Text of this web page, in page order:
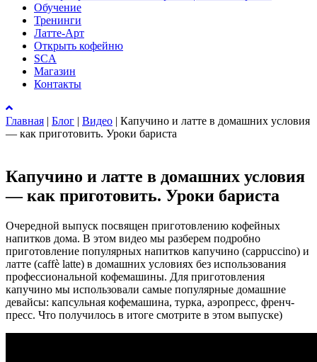
Обучение
Тренинги
Латте-Арт
Открыть кофейню
SCA
Магазин
Контакты
Главная | Блог | Видео | Капучино и латте в домашних условия
— как приготовить. Уроки бариста
Капучино и латте в домашних условия
— как приготовить. Уроки бариста
Очередной выпуск посвящен приготовлению кофейных
напитков дома. В этом видео мы разберем подробно
приготовление популярных напитков капучино (cappuccino) и
латте (caffè latte) в домашних условиях без использования
профессиональной кофемашины. Для приготовления
капучино мы использовали самые популярные домашние
девайсы: капсульная кофемашина, турка, аэропресс, френч-
пресс. Что получилось в итоге смотрите в этом выпуске)